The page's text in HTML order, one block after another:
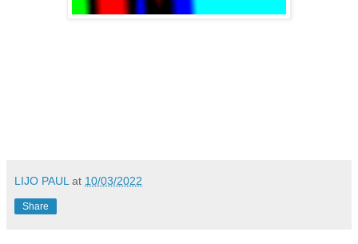
LIJO PAUL at 10/03/2022
Share